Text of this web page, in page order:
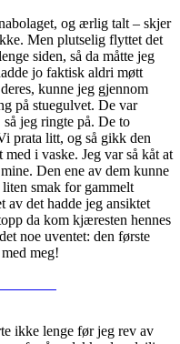
og ærlig talt – skjer
Men plutselig flyttet det
siden, så da måtte jeg
jo faktisk aldri møtt
kunne jeg gjennom
på stuegulvet. De var
jeg ringte på. De to
prata litt, og så gikk den
i vaske. Jeg var så kåt at
Den ene av dem kunne
smak for gammelt
av det hadde jeg ansiktet
da kom kjæresten hennes
noe uventet: den første
meg!
ikke lenge før jeg rev av